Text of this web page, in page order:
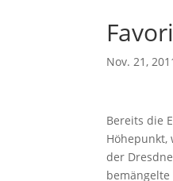
Nov. 21,
Bereits die
Höhepunkt,
der